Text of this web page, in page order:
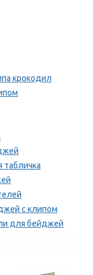
крокодил
табличка
с клипом
для бейджей